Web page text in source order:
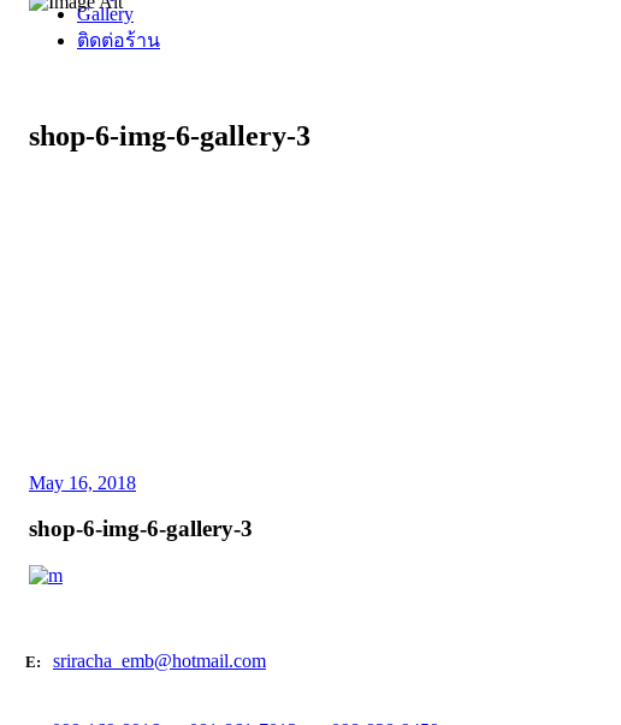
Gallery
ติดต่อร้าน
shop-6-img-6-gallery-3
May 16, 2018
shop-6-img-6-gallery-3
E: sriracha_emb@hotmail.com